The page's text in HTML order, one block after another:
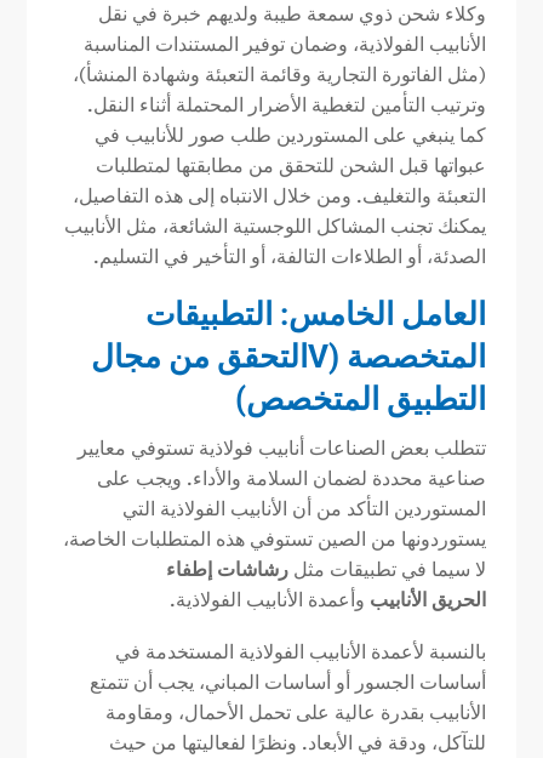
وكلاء شحن ذوي سمعة طيبة ولديهم خبرة في نقل
الأنابيب الفولاذية، وضمان توفير المستندات المناسبة
(مثل الفاتورة التجارية وقائمة التعبئة وشهادة المنشأ)،
وترتيب التأمين لتغطية الأضرار المحتملة أثناء النقل.
كما ينبغي على المستوردين طلب صور للأنابيب في
عبواتها قبل الشحن للتحقق من مطابقتها لمتطلبات
التعبئة والتغليف. ومن خلال الانتباه إلى هذه التفاصيل،
يمكنك تجنب المشاكل اللوجستية الشائعة، مثل الأنابيب
الصدئة، أو الطلاءات التالفة، أو التأخير في التسليم.
العامل الخامس: التطبيقات
المتخصصة (V التحقق من مجال
التطبيق المتخصص)
تتطلب بعض الصناعات أنابيب فولاذية تستوفي معايير
صناعية محددة لضمان السلامة والأداء. ويجب على
المستوردين التأكد من أن الأنابيب الفولاذية التي
يستوردونها من الصين تستوفي هذه المتطلبات الخاصة،
لا سيما في تطبيقات مثلرشاشات إطفاء
الحريق الأنابيب وأعمدة الأنابيب الفولاذية.
بالنسبة لأعمدة الأنابيب الفولاذية المستخدمة في
أساسات الجسور أو أساسات المباني، يجب أن تتمتع
الأنابيب بقدرة عالية على تحمل الأحمال، ومقاومة
للتآكل، ودقة في الأبعاد. ونظرًا لفعاليتها من حيث